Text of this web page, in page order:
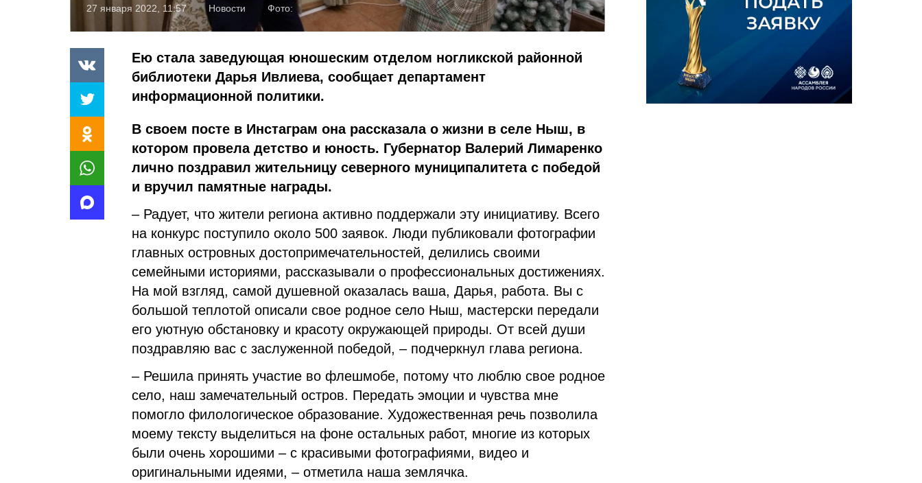
27 января 2022, 11:57 Новости Фото:
Ею стала заведующая юношеским отделом ногликской районной
библиотеки Дарья Ивлиева, сообщает департамент
информационной политики.
В своем посте в Инстаграм она рассказала о жизни в селе Ныш, в
котором провела детство и юность. Губернатор Валерий Лимаренко
лично поздравил жительницу северного муниципалитета с победой
и вручил памятные награды.
– Радует, что жители региона активно поддержали эту инициативу. Всего
на конкурс поступило около 500 заявок. Люди публиковали фотографии
главных островных достопримечательностей, делились своими
семейными историями, рассказывали о профессиональных достижениях.
На мой взгляд, самой душевной оказалась ваша, Дарья, работа. Вы с
большой теплотой описали свое родное село Ныш, мастерски передали
его уютную обстановку и красоту окружающей природы. От всей души
поздравляю вас с заслуженной победой, – подчеркнул глава региона.
– Решила принять участие во флешмобе, потому что люблю свое родное
село, наш замечательный остров. Передать эмоции и чувства мне
помогло филологическое образование. Художественная речь позволила
моему тексту выделиться на фоне остальных работ, многие из которых
были очень хорошими – с красивыми фотографиями, видео и
оригинальными идеями, – отметила наша землячка.